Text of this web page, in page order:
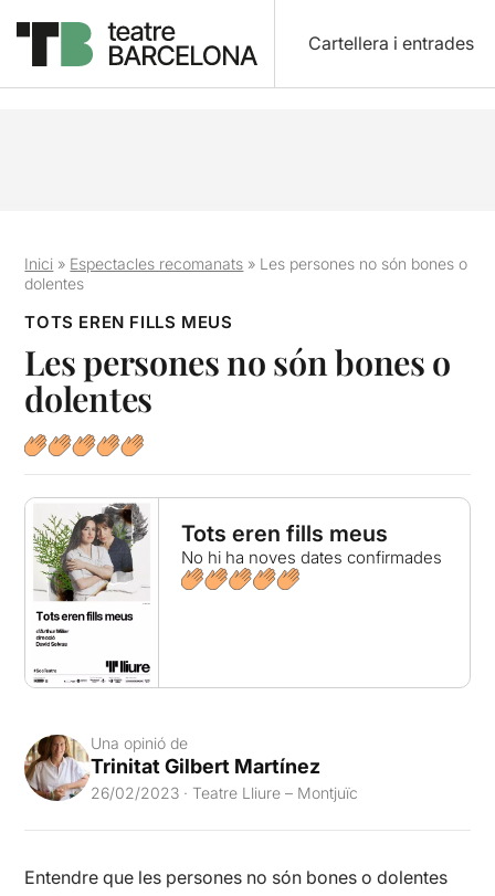
Cartellera i entrades
Inici » Espectacles recomanats » Les persones no són bones o
dolentes
TOTS EREN FILLS MEUS
Les persones no són bones o
dolentes
Tots eren fills meus
No hi ha noves dates confirmades
Una opinió de
Trinitat Gilbert Martínez
26/02/2023 · Teatre Lliure – Montjuïc
Entendre que les persones no són bones o dolentes